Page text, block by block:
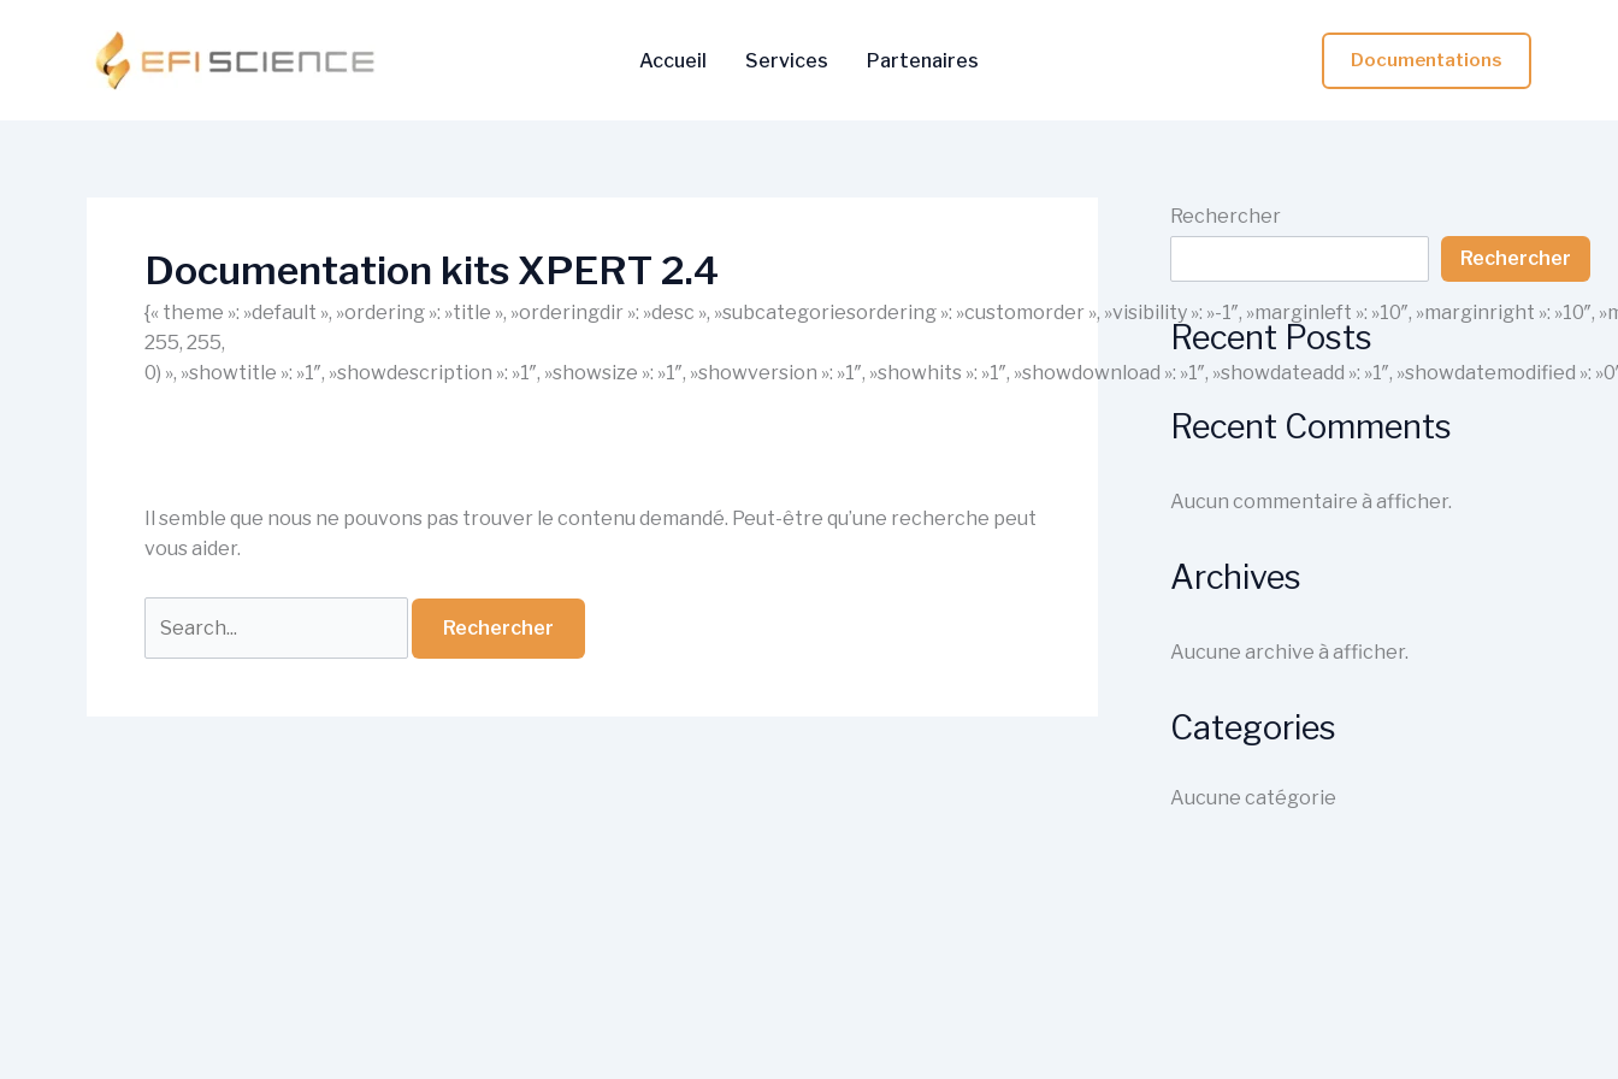
Accueil Services Partenaires Documentations
Documentation kits XPERT 2.4
{« theme »: »default », »ordering »: »title », »orderingdir »: »desc », »subcategoriesordering »: »customorder », »visibility »: »-1″, »marginleft »: »10″, »marginright »:
255, 255,
0) », »showtitle »: »1″, »showdescription »: »1″, »showsize »: »1″, »showversion »: »1″, »showhits »: »1″, »showdownload »: »1″, »showdateadd »: »1″,
Il semble que nous ne pouvons pas trouver le contenu demandé. Peut-être qu’une recherche peut
vous aider.
Rechercher
Rechercher
Recent Posts
Recent Comments
Aucun commentaire à afficher.
Archives
Aucune archive à afficher.
Categories
Aucune catégorie